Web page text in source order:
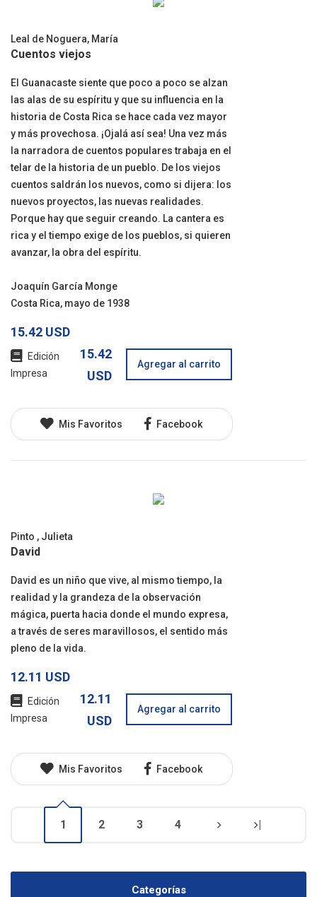
Leal de Noguera, María
Cuentos viejos
El Guanacaste siente que poco a poco se alzan
las alas de su espíritu y que su influencia en la
historia de Costa Rica se hace cada vez mayor
y más provechosa. ¡Ojalá así sea! Una vez más
la narradora de cuentos populares trabaja en el
telar de la historia de un pueblo. De los viejos
cuentos saldrán los nuevos, como si dijera: los
nuevos proyectos, las nuevas realidades.
Porque hay que seguir creando. La cantera es
rica y el tiempo exige de los pueblos, si quieren
avanzar, la obra del espíritu.
Joaquín García Monge
Costa Rica, mayo de 1938
15.42 USD
Edición
Impresa
15.42
USD
Agregar al carrito
Mis Favoritos Facebook
Pinto , Julieta
David
David es un niño que vive, al mismo tiempo, la
realidad y la grandeza de la observación
mágica, puerta hacia donde el mundo expresa,
a través de seres maravillosos, el sentido más
pleno de la vida.
12.11 USD
Edición
Impresa
12.11
USD
Agregar al carrito
Mis Favoritos Facebook
1 2 3 4 |
Categorías